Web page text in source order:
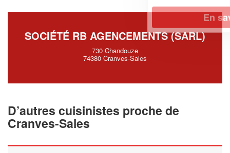
SOCIÉTÉ RB AGENCEMENTS (SARL)
730 Chandouze
74380 Cranves-Sales
D’autres cuisinistes proche de
Cranves-Sales